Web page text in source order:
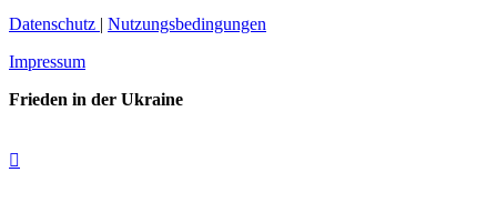
Datenschutz | Nutzungsbedingungen
Impressum
Frieden in der Ukraine